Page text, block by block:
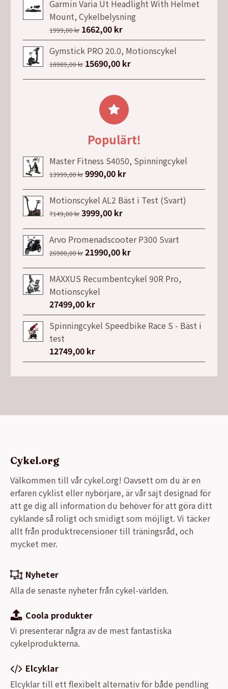
priset
var:
1797,00 kr.
priset
är:
1386,00 kr.
Garmin Varia Ut Headlight With Helmet
Mount, Cykelbelysning
1999,00kr Det
ursprungliga
priset
var:
1999,00 kr.
1662,00 krDet
nuvarande
priset
är:
1662,00 kr.
Gymstick PRO 20.0, Motionscykel
18989,00kr Det
ursprungliga
18989,00 kr.
15690,00 krDet
nuvarande
Populärt!
Master Fitness S4050, Spinningcykel
13999,00kr Det
ursprungliga
priset
var:
9990,00 krDet
nuvarande
priset
Motionscykel AL2 Bäst i Test (Svart)
7149,00kr Det
ursprungliga
priset
var:
3999,00 krDet
nuvarande
priset
är:
Arvo Promenadscooter P300 Svart
26900,00kr Det
ursprungliga
priset
var:
26900,00 kr.
21990,00 krDet
nuvarande
priset
MAXXUS Recumbentcykel 90R Pro,
Motionscykel
27499,00 kr
Spinningcykel Speedbike Race S - Bäst i
test
12749,00 kr
Cykel.org
Välkommen till vår cykel.org! Oavsett om du är en
erfaren cyklist eller nybörjare, är vår sajt designad för
att ge dig all information du behöver för att göra ditt
cyklande så roligt och smidigt som möjligt. Vi täcker
allt från produktrecensioner till träningsråd, och
mycket mer.
Nyheter
Alla de senaste nyheter från cykel-världen.
Coola produkter
Vi presenterar några av de mest fantastiska
cykelprodukterna.
Elcyklar
Elcyklar till ett flexibelt alternativ för både pendling